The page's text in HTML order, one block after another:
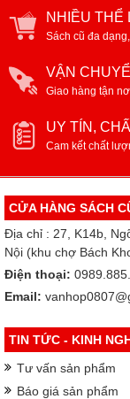
NHIỀU THỂ
Sách cũ đa
VẬN
Giao hàng tận
UY TÍN,
Cam kết chất
CỬA HÀNG SÁCH
Địa chỉ : 27, K14b,
Nội (khu chợ Bách
Điện thoại:
Email:
TIN TỨC - KINH
Tư vấn sản phẩm
Báo giá sản phẩm